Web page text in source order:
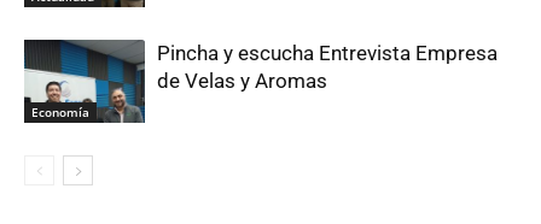
Economía
Pincha y escucha Entrevista Empresa
de Velas y Aromas